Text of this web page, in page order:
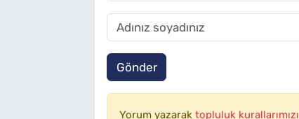
Gönder
Yorum yazarak topluluk kurallarımızı